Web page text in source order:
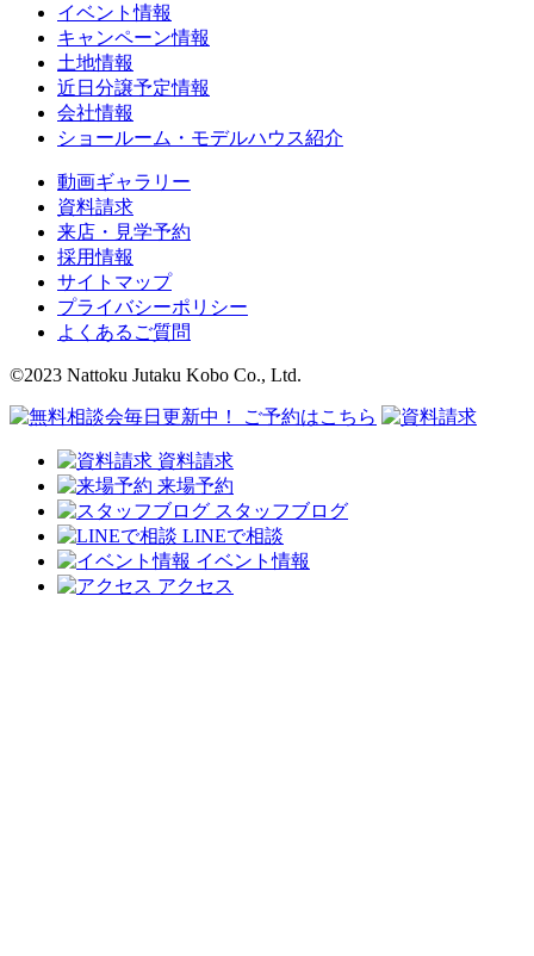
イベント情報
キャンペーン情報
土地情報
近日分譲予定情報
会社情報
ショールーム・モデルハウス紹介
動画ギャラリー
資料請求
来店・見学予約
採用情報
サイトマップ
プライバシーポリシー
よくあるご質問
©2023 Nattoku Jutaku Kobo Co., Ltd.
資料請求
来場予約
スタッフブログ
LINEで相談
イベント情報
アクセス